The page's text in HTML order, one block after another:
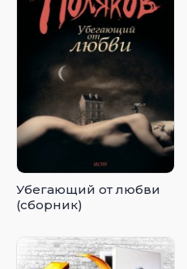
Убегающий от любви
(сборник)